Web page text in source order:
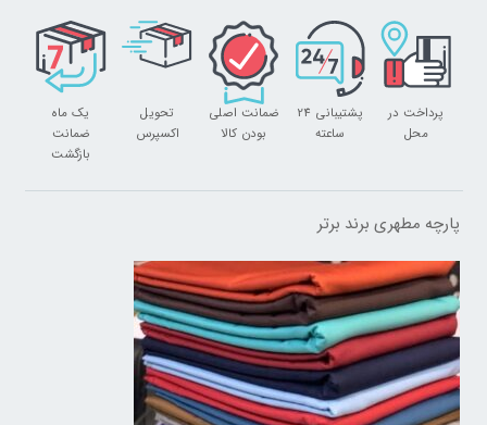
پرداخت در
محل
پشتیبانی 24
ساعته
ضمانت اصلی
بودن کالا
تحویل
اکسپرس
یک ماه
ضمانت
بازگشت
پارچه مطهری برند برتر